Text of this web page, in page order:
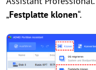
„Festplatte klonen“.